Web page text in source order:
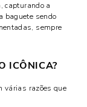
capturando a
baguete sendo
sempre
ICÔNICA?
várias razões que